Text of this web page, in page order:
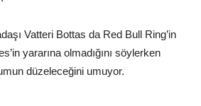
Vatteri Bottas da Red Bull Ring’in
yararına olmadığını söylerken
düzeleceğini umuyor.